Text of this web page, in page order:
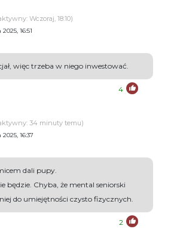
Wczoraj, 18:10)
16:51
więc trzeba w niego inwestować.
4
34 minuty temu)
16:37
dali pupy.
będzie. Chyba, że mental seniorski
do umiejętności czysto fizycznych.
2